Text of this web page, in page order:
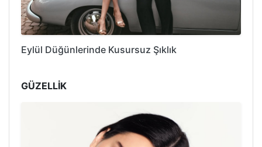
Eylül Düğünlerinde Kusursuz Şıklık
GÜZELLİK